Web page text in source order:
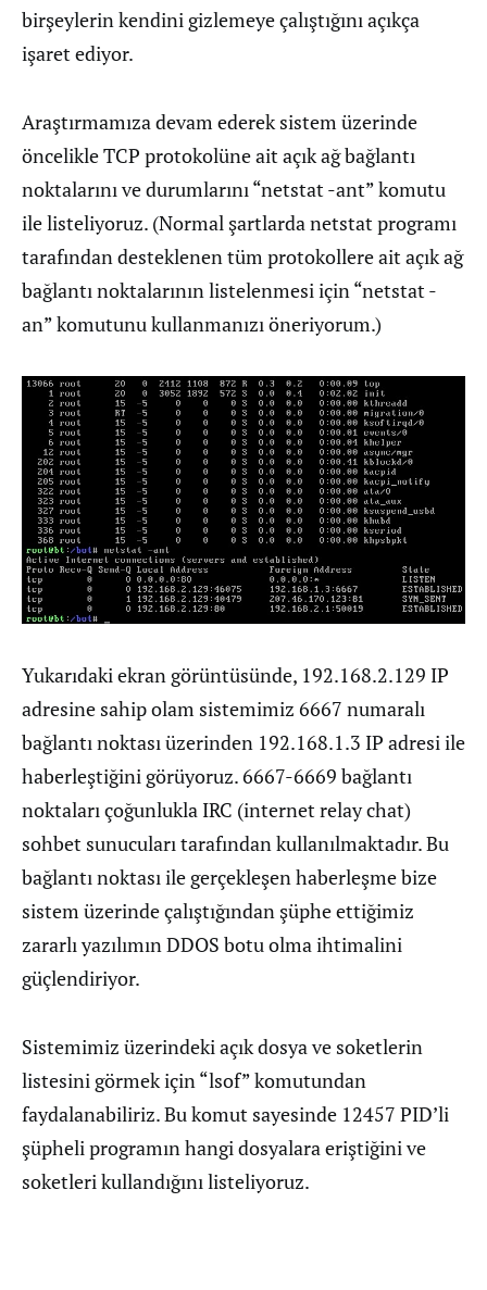
birşeylerin kendini gizlemeye çalıştığını açıkça
işaret ediyor.
Araştırmamıza devam ederek sistem üzerinde
öncelikle TCP protokolüne ait açık ağ bağlantı
noktalarını ve durumlarını “netstat -ant” komutu
ile listeliyoruz. (Normal şartlarda netstat programı
tarafından desteklenen tüm protokollere ait açık ağ
bağlantı noktalarının listelenmesi için “netstat -
an” komutunu kullanmanızı öneriyorum.)
Yukarıdaki ekran görüntüsünde, 192.168.2.129 IP
adresine sahip olam sistemimiz 6667 numaralı
bağlantı noktası üzerinden 192.168.1.3 IP adresi ile
haberleştiğini görüyoruz. 6667-6669 bağlantı
noktaları çoğunlukla IRC (internet relay chat)
sohbet sunucuları tarafından kullanılmaktadır. Bu
bağlantı noktası ile gerçekleşen haberleşme bize
sistem üzerinde çalıştığından şüphe ettiğimiz
zararlı yazılımın DDOS botu olma ihtimalini
güçlendiriyor.
Sistemimiz üzerindeki açık dosya ve soketlerin
listesini görmek için “lsof” komutundan
faydalanabiliriz. Bu komut sayesinde 12457 PID’li
şüpheli programın hangi dosyalara eriştiğini ve
soketleri kullandığını listeliyoruz.